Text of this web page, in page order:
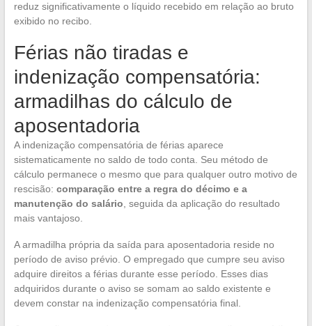
reduz significativamente o líquido recebido em relação ao bruto
exibido no recibo.
Férias não tiradas e
indenização compensatória:
armadilhas do cálculo de
aposentadoria
A indenização compensatória de férias aparece
sistematicamente no saldo de todo conta. Seu método de
cálculo permanece o mesmo que para qualquer outro motivo de
rescisão: comparação entre a regra do décimo e a
manutenção do salário, seguida da aplicação do resultado
mais vantajoso.
A armadilha própria da saída para aposentadoria reside no
período de aviso prévio. O empregado que cumpre seu aviso
adquire direitos a férias durante esse período. Esses dias
adquiridos durante o aviso se somam ao saldo existente e
devem constar na indenização compensatória final.